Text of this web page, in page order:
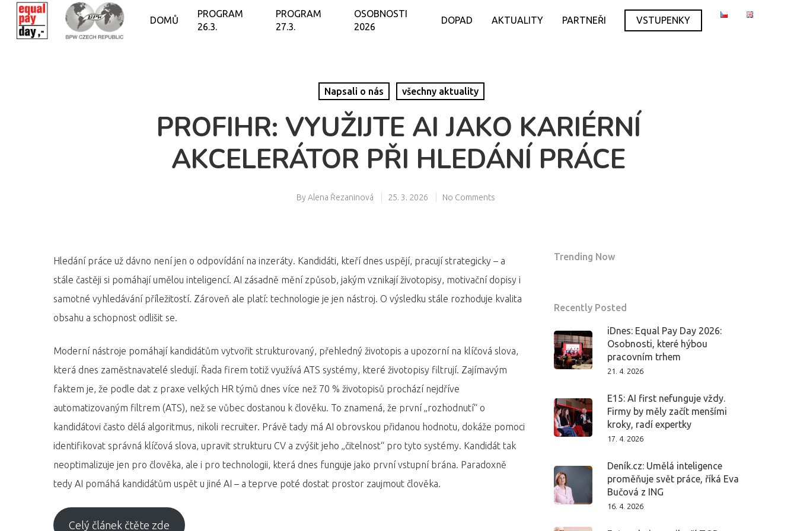
DOMŮ
PROGRAM
26.3.
PROGRAM
27.3.
OSOBNOSTI
2026
DOPAD AKTUALITY PARTNEŘI VSTUPENKY
Napsali o nás všechny aktuality
PROFIHR: VYUŽIJTE AI JAKO KARIÉRNÍ
AKCELERÁTOR PŘI HLEDÁNÍ PRÁCE
By Alena Řezaninová 25. 3. 2026 No Comments
Hledání práce už dávno není jen o odpovídání na inzeráty. Kandidáti, kteří dnes uspějí, pracují strategicky – a
stále častěji si pomáhají umělou inteligencí. AI zásadně mění způsob, jakým vznikají životopisy, motivační dopisy i
samotné vyhledávání příležitostí. Zároveň ale platí: technologie je jen nástroj. O výsledku stále rozhoduje kvalita
obsahu a schopnost odlišit se.
Moderní nástroje pomáhají kandidátům vytvořit strukturovaný, přehledný životopis a upozorní na klíčová slova,
která dnes zaměstnavatelé sledují. Řada firem totiž využívá ATS systémy, které životopisy filtrují. Zajímavým
faktem je, že podle dat z praxe velkých HR týmů dnes více než 70 % životopisů prochází nejdříve
automatizovaným filtrem (ATS), než se vůbec dostanou k člověku. To znamená, že první „rozhodnutí“ o
kandidátovi často dělá algoritmus, nikoli recruiter. Právě tady má AI obrovskou přidanou hodnotu, dokáže pomoci
identifikovat správná klíčová slova, upravit strukturu CV a zvýšit jeho „čitelnost“ pro tyto systémy. Kandidát tak
neoptimalizuje jen pro člověka, ale i pro technologii, která dnes funguje jako první vstupní brána. Paradoxně
tedy AI pomáhá kandidátům uspět u jiné AI – a teprve poté dostat prostor zaujmout člověka.
Celý článek čtěte zde
Trending Now
Recently Posted
iDnes: Equal Pay Day 2026:
Osobnosti, které hýbou
pracovním trhem
21. 4. 2026
E15: AI first nefunguje vždy.
Firmy by měly začít menšími
kroky, radí expertky
17. 4. 2026
Deník.cz: Umělá inteligence
proměňuje svět práce, říká Eva
Bučová z ING
16. 4. 2026